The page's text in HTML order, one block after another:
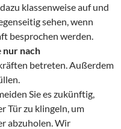
klassenweise auf und
sehen, wenn
besprochen werden.
nur nach
betreten. Außerdem
Sie es zukünftig,
Tür zu klingeln, um
abzuholen. Wir